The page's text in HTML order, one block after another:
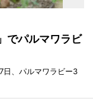
でパルマワラビ
日、パルマワラビー3